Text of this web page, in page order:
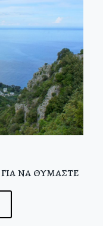
να θυμαστε